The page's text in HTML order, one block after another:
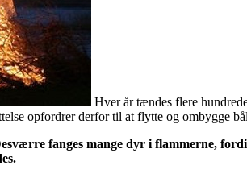
Hver år tændes flere
opfordrer derfor til at flytte og ombygge
fanges mange dyr i flammerne, fordi